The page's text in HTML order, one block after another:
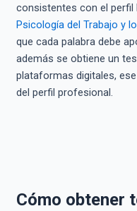
consistentes con el perfil
Psicología del Trabajo y
que cada palabra debe
además se obtiene un
plataformas digitales,
del perfil profesional.
Cómo obtener